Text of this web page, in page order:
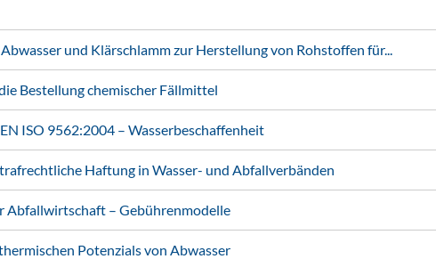
und Klärschlamm zur Herstellung von Rohstoffen für...
Bestellung chemischer Fällmittel
ISO 9562:2004 – Wasserbeschaffenheit
Haftung in Wasser- und Abfallverbänden
Abfallwirtschaft – Gebührenmodelle
Potenzials von Abwasser